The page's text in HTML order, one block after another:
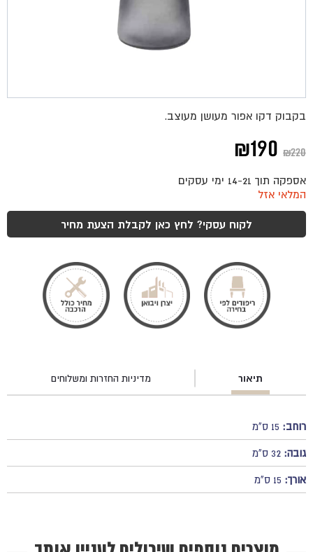
בקבוק דקו אפור מעושן מעוצב.
₪220
המחיר
המקורי
היה:
₪220.
₪190
הנוכחי
₪190.
אספקה תוך 14-21 ימי עסקים
המלאי אזל
לקוח עסקי? לחץ כאן לקבלת הצעת מחיר
תיאור מדיניות החזרות ומשלוחים
רוחב:
גובה:
אורך: